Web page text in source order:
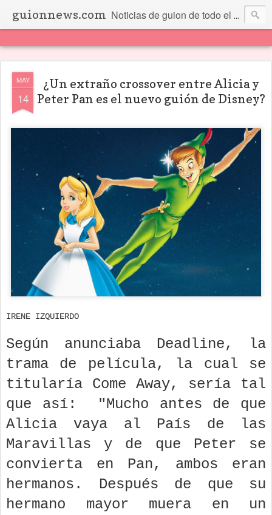
guionnews.com Noticias de guion de todo el mundo... Y más.
MAY
14
¿Un extraño crossover entre Alicia y
Peter Pan es el nuevo guión de Disney?
IRENE IZQUIERDO
Según anunciaba Deadline, la
trama de película, la cual se
titularía Come Away, sería tal
que así: "Mucho antes de que
Alicia vaya al País de las
Maravillas y de que Peter se
convierta en Pan, ambos eran
hermanos. Después de que su
hermano mayor muera en un